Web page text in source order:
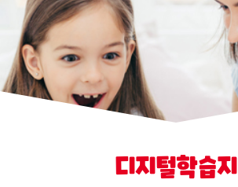
디지털학습지